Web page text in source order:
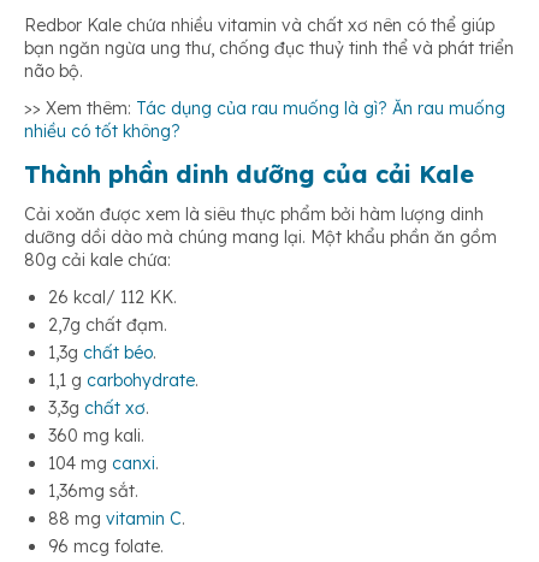
Redbor Kale chứa nhiều vitamin và chất xơ nên có thể giúp
bạn ngăn ngừa ung thư, chống đục thuỷ tinh thể và phát triển
não bộ.
>> Xem thêm: Tác dụng của rau muống là gì? Ăn rau muống
nhiều có tốt không?
Thành phần dinh dưỡng của cải Kale
Cải xoăn được xem là siêu thực phẩm bởi hàm lượng dinh
dưỡng dồi dào mà chúng mang lại. Một khẩu phần ăn gồm
80g cải kale chứa:
26 kcal/ 112 KK.
2,7g chất đạm.
1,3g chất béo.
1,1 g carbohydrate.
3,3g chất xơ.
360 mg kali.
104 mg canxi.
1,36mg sắt.
88 mg vitamin C.
96 mcg folate.